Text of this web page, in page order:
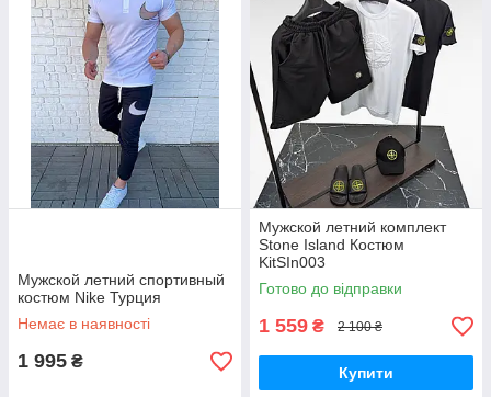
Мужской летний спортивный
костюм Nike Турция
Немає в наявності
1 995 ₴
Мужской летний комплект
Stone Island Костюм
KitSIn003
Готово до відправки
1 559 ₴ 2 100 ₴
Купити